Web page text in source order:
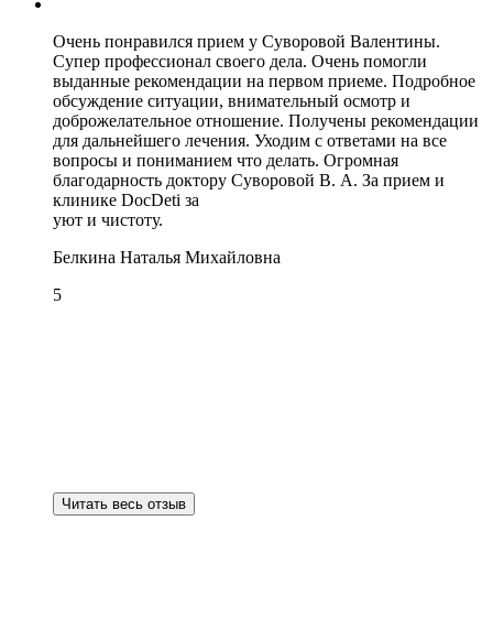
Очень понравился прием у Суворовой Валентины.
Супер профессионал своего дела. Очень помогли
выданные рекомендации на первом приеме. Подробное
обсуждение ситуации, внимательный осмотр и
доброжелательное отношение. Получены рекомендации
для дальнейшего лечения. Уходим с ответами на все
вопросы и пониманием что делать. Огромная
благодарность доктору Суворовой В. А. За прием и
клинике DocDeti за
уют и чистоту.
Белкина Наталья Михайловна
5
Читать весь отзыв